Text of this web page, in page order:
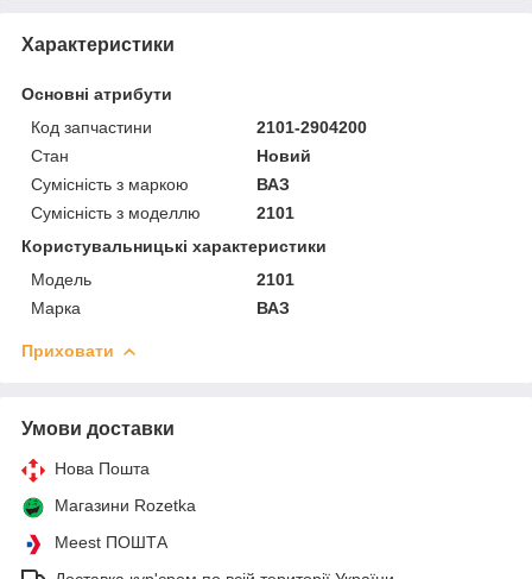
Характеристики
Основні атрибути
Код запчастини
2101-2904200
Стан
Новий
Сумісність з маркою
ВАЗ
Сумісність з моделлю
2101
Користувальницькі характеристики
Мoдель
2101
Марка
ВАЗ
Приховати
Умови доставки
Нова Пошта
Магазини Rozetka
Meest ПОШТА